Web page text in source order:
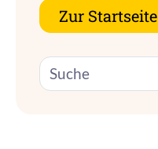
Zur Startseite
Suche